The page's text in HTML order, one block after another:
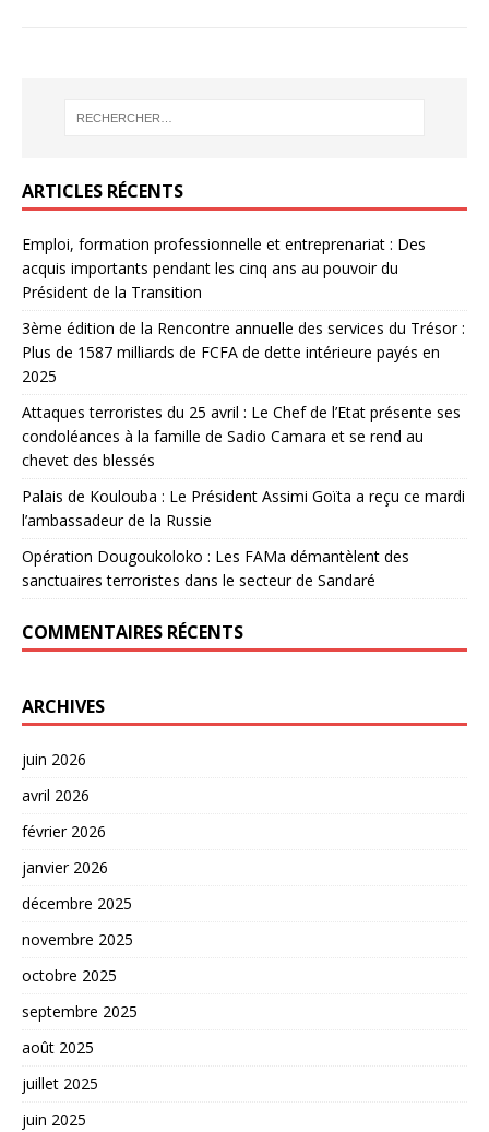
ARTICLES RÉCENTS
Emploi, formation professionnelle et entreprenariat : Des
acquis importants pendant les cinq ans au pouvoir du
Président de la Transition
3ème édition de la Rencontre annuelle des services du Trésor :
Plus de 1587 milliards de FCFA de dette intérieure payés en
2025
Attaques terroristes du 25 avril : Le Chef de l’Etat présente ses
condoléances à la famille de Sadio Camara et se rend au
chevet des blessés
Palais de Koulouba : Le Président Assimi Goïta a reçu ce mardi
l’ambassadeur de la Russie
Opération Dougoukoloko : Les FAMa démantèlent des
sanctuaires terroristes dans le secteur de Sandaré
COMMENTAIRES RÉCENTS
ARCHIVES
juin 2026
avril 2026
février 2026
janvier 2026
décembre 2025
novembre 2025
octobre 2025
septembre 2025
août 2025
juillet 2025
juin 2025